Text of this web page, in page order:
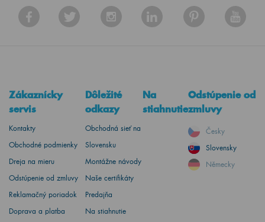
Zákaznícky
servis
Kontakty
Obchodné podmienky
Dreja na mieru
Odstúpenie od zmluvy
Reklamačný poriadok
Doprava a platba
Dôležité
odkazy
Obchodná sieť na
Slovensku
Montážne návody
Naše certifikáty
Predajňa
Na stiahnutie
Na
stiahnutie
Odstúpenie od
zmluvy
Česky
Slovensky
Německy